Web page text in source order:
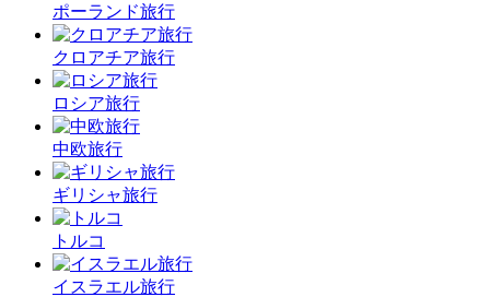
ポーランド旅行
クロアチア旅行
ロシア旅行
中欧旅行
ギリシャ旅行
トルコ
イスラエル旅行